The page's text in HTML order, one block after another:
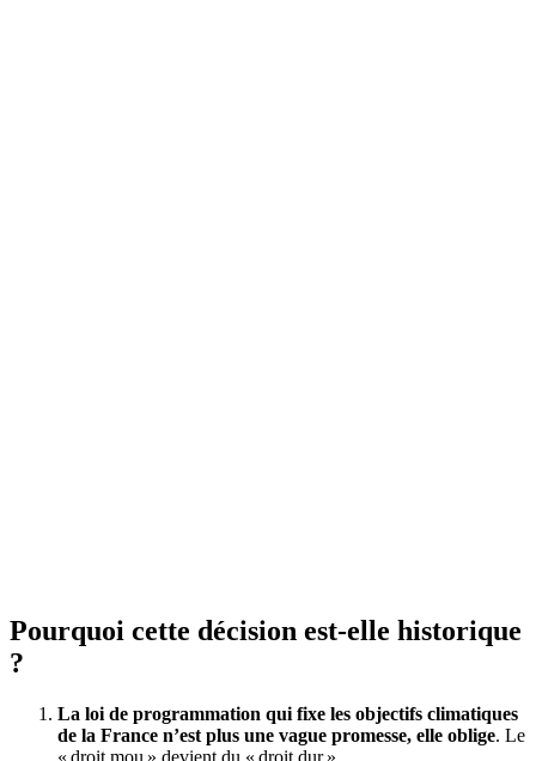
Pourquoi cette décision est-elle historique
?
La loi de programmation qui fixe les objectifs climatiques
de la France n’est plus une vague promesse, elle oblige. Le
« droit mou » devient du « droit dur ».